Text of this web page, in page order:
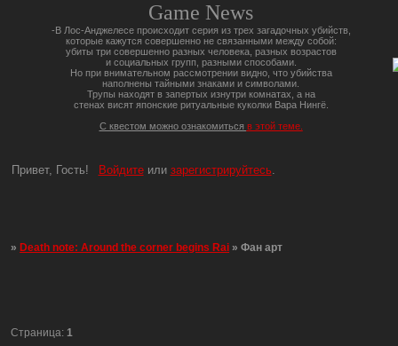
Game News
-В Лос-Анджелесе происходит серия из трех загадочных убийств,
которые кажутся совершенно не связанными между собой:
убиты три совершенно разных человека, разных возрастов
и социальных групп, разными способами.
Но при внимательном рассмотрении видно, что убийства
наполнены тайными знаками и символами.
Трупы находят в запертых изнутри комнатах, а на
стенах висят японские ритуальные куколки Вара Нингё.
С квестом можно ознакомиться в этой теме.
Привет, Гость! Войдитеили зарегистрируйтесь.
»Death note: Around the corner begins Rai »Фан арт
Страница: 1